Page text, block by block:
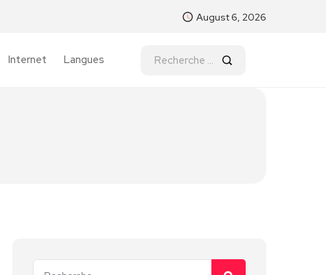
August 6, 2026
Internet Langues